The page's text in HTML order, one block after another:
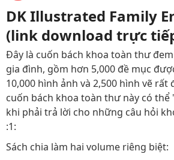
DK Illustrated Family
(link download trực
Đây là cuốn bách khoa toàn thư
gia đình, gồm hơn 5,000 đề mục
10,000 hình ảnh và 2,500 hình vẽ rất
cuốn bách khoa toàn thư này có
khi phải trả lời cho những câu hỏi
:1:
Sách chia làm hai volume riêng biệt: